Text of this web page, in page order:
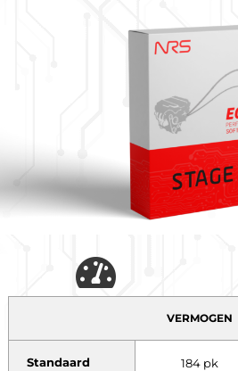
VERMOGEN
Standaard 184 pk